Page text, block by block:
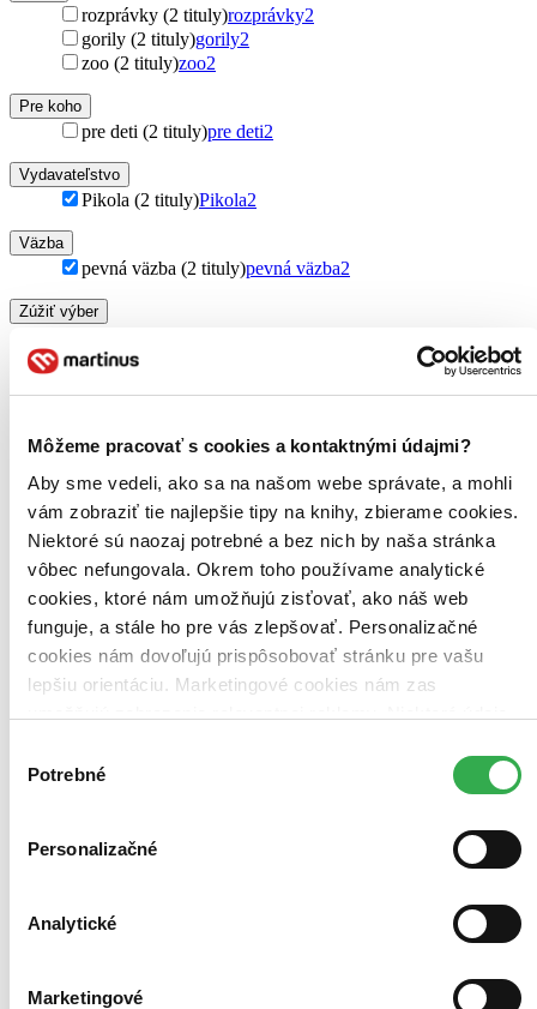
Môžeme pracovať s cookies a kontaktnými údajmi?
Aby sme vedeli, ako sa na našom webe správate, a mohli
vám zobraziť tie najlepšie tipy na knihy, zbierame cookies.
Niektoré sú naozaj potrebné a bez nich by naša stránka
vôbec nefungovala. Okrem toho používame analytické
cookies, ktoré nám umožňujú zisťovať, ako náš web
funguje, a stále ho pre vás zlepšovať. Personalizačné
cookies nám dovoľujú prispôsobovať stránku pre vašu
lepšiu orientáciu. Marketingové cookies nám zas
keby sme mohli používať všetky tieto cookies. Ďakujeme!
súhlasu
Potrebné
Personalizačné
Analytické
Marketingové
rozprávky (2 tituly)rozprávky2
gorily (2 tituly)gorily2
zoo (2 tituly)zoo2
Pre koho
pre deti (2 tituly)pre deti2
Vydavateľstvo
Pikola (2 tituly)Pikola2
Väzba
pevná väzba (2 tituly)pevná väzba2
Zúžiť výber
Zoradiť
Bestsellery
Top hodnotené
Novinky
Najdrahšie
Najlacnejšie
Najvyššia zľava
Použité filtre
Zrušiť filtre
Vydavateľstvo PikolaS pevnou väzbou